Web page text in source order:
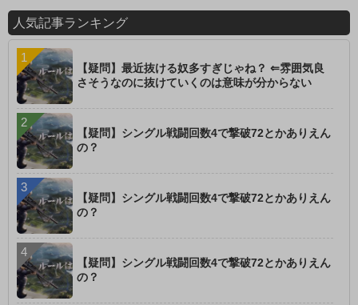
人気記事ランキング
【疑問】最近抜ける奴多すぎじゃね？ ⇐雰囲気良
さそうなのに抜けていくのは意味が分からない
【疑問】シングル戦闘回数4で撃破72とかありえん
の？
【疑問】シングル戦闘回数4で撃破72とかありえん
の？
【疑問】シングル戦闘回数4で撃破72とかありえん
の？